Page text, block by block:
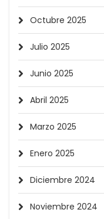
Octubre 2025
Julio 2025
Junio 2025
Abril 2025
Marzo 2025
Enero 2025
Diciembre 2024
Noviembre 2024